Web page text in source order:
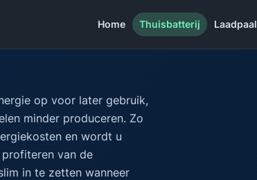
Home Thuisbatterij Laadpaal
op voor later gebruik,
minder produceren. Zo
en wordt u
van de
in te zetten wanneer